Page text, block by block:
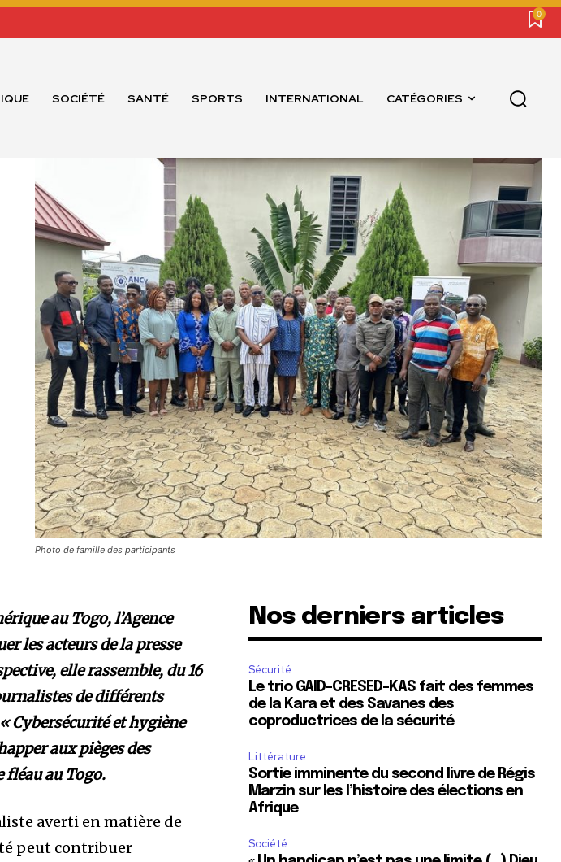
0
SOCIÉTÉ SANTÉ SPORTS INTERNATIONAL CATÉGORIES
Photo de famille des participants
au Togo, l’Agence
les acteurs de la presse
elle rassemble, du 16
de différents
Cybersécurité et hygiène
aux pièges des
au Togo.
averti en matière de
peut contribuer
Nos derniers articles
Sécurité
Le trio GAID-CRESED-KAS fait des femmes
de la Kara et des Savanes des
coproductrices de la sécurité
Littérature
Sortie imminente du second livre de Régis
Marzin sur les l’histoire des élections en
Afrique
Société